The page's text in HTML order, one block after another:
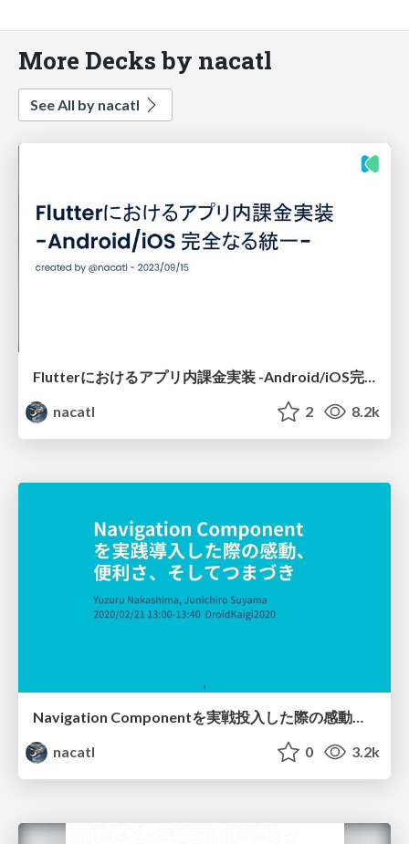
More Decks by nacatl
See All by nacatl
Flutterにおけるアプリ内課金実装 -Android/iOS完全なる統一 -
nacatl
2 8.2k
nacatl
0 3.2k